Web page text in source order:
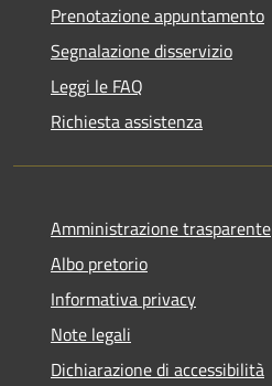
Prenotazione appuntamento
Segnalazione disservizio
Leggi le FAQ
Richiesta assistenza
Amministrazione trasparente
Albo pretorio
Informativa privacy
Note legali
Dichiarazione di accessibilità